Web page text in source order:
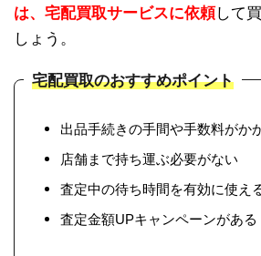
は、宅配買取サービスに依頼して
しょう。
宅配買取のおすすめポイント
出品手続きの手間や手数料がか
店舗まで持ち運ぶ必要がない
査定中の待ち時間を有効に使え
査定金額UPキャンペーンがある